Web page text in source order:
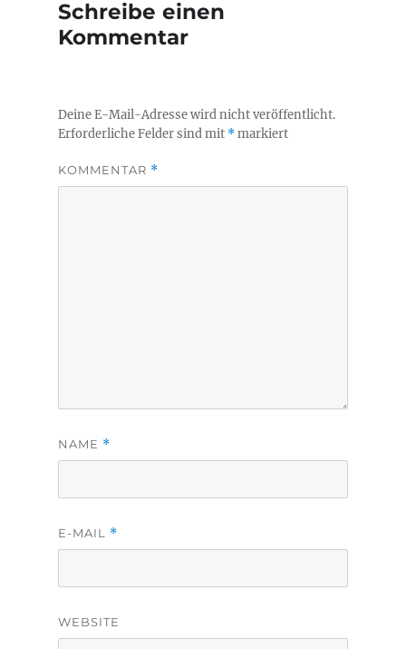
Schreibe einen
Kommentar
Deine E-Mail-Adresse wird nicht veröffentlicht.
Erforderliche Felder sind mit *markiert
KOMMENTAR *
NAME *
E-MAIL *
WEBSITE